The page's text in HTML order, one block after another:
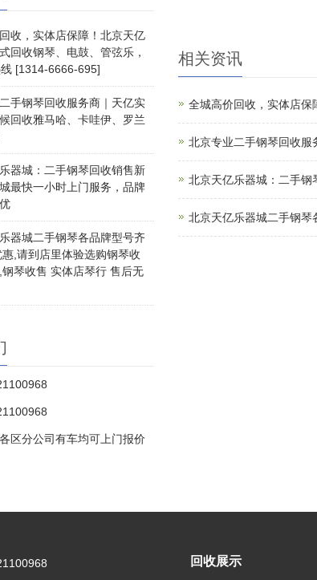
相关资讯
全城高价回收，实体店
北京专业二手钢琴回收服
北京天亿乐器城：二手钢
北京天亿乐器城二手钢琴
收，实体店保障！北京天亿
回收钢琴、电鼓、管弦乐，
[1314-6666-695]
手钢琴回收服务商｜天亿实
回收雅马哈、卡哇伊、罗兰
器城：二手钢琴回收销售新
最快一小时上门服务，品牌
器城二手钢琴各品牌型号齐
,请到店里体验选购钢琴收
琴收售 实体店琴行 售后无
区分公司有车均可上门报价
回收展示